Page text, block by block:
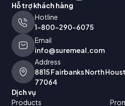
Hỗ trợ khách hàng
Hotline
1-800-290-6075
Email
info@suremeal.com
Address
8815 Fairbanks North
77064
Dịch vụ
Products